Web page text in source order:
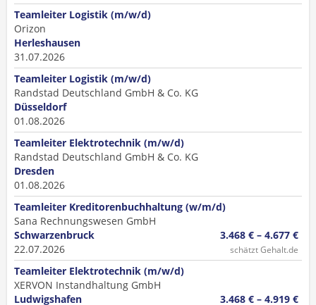
Teamleiter Logistik (m/w/d)
Orizon
Herleshausen
31.07.2026
Teamleiter Logistik (m/w/d)
Randstad Deutschland GmbH & Co. KG
Düsseldorf
01.08.2026
Teamleiter Elektrotechnik (m/w/d)
Randstad Deutschland GmbH & Co. KG
Dresden
01.08.2026
Teamleiter Kreditorenbuchhaltung (w/m/d)
Sana Rechnungswesen GmbH
Schwarzenbruck
22.07.2026
3.468 € – 4.677 €
schätzt Gehalt.de
Teamleiter Elektrotechnik (m/w/d)
XERVON Instandhaltung GmbH
Ludwigshafen
3.468 € – 4.919 €